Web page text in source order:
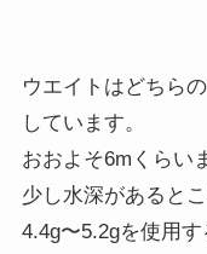
ウエイトはどちら
しています。
おおよそ6mくらい
少し水深があると
4.4g〜5.2gを使用す